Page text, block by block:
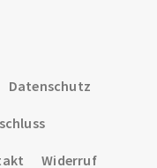
Datenschutz
Widerruf